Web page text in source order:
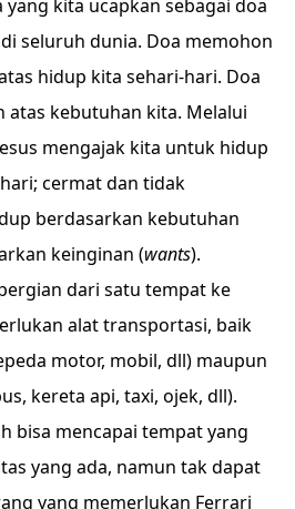
yang kita ucapkan sebagai doa
seluruh dunia. Doa memohon
hidup kita sehari-hari. Doa
atas kebutuhan kita. Melalui
mengajak kita untuk hidup
cermat dan tidak
berdasarkan kebutuhan
keinginan (wants).
dari satu tempat ke
alat transportasi, baik
motor, mobil, dll) maupun
kereta api, taxi, ojek, dll).
bisa mencapai tempat yang
yang ada, namun tak dapat
yang memerlukan Ferrari